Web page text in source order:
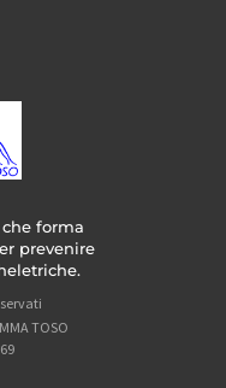
forma
prevenire
TOSO